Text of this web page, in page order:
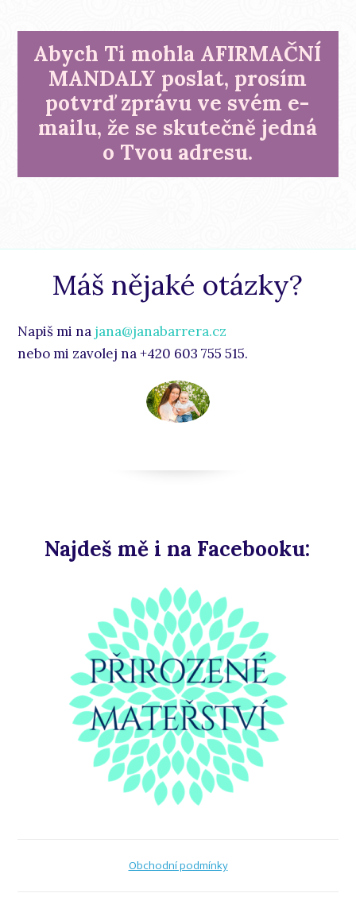
Abych Ti mohla AFIRMAČNÍ
MANDALY poslat, prosím
potvrď zprávu ve svém e-
mailu, že se skutečně jedná
o Tvou adresu.
Máš nějaké otázky?
Napiš mi na jana@janabarrera.cz
nebo mi zavolej na +420 603 755 515.
Najdeš mě i na Facebooku:
Obchodní podmínky